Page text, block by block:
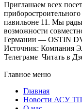
Приглашаем всех
павильоне 11. Мы рады
возможности
Германии — OSTIN
Источник: Компания
Телеграме Читать в
Главное меню
Главная
Новости АСУ ТП